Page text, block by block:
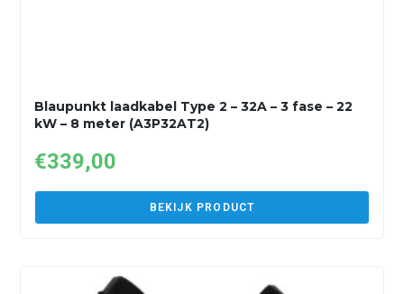
Blaupunkt laadkabel Type 2 – 32A – 3 fase – 22
kW – 8 meter (A3P32AT2)
€339,00
BEKIJK PRODUCT